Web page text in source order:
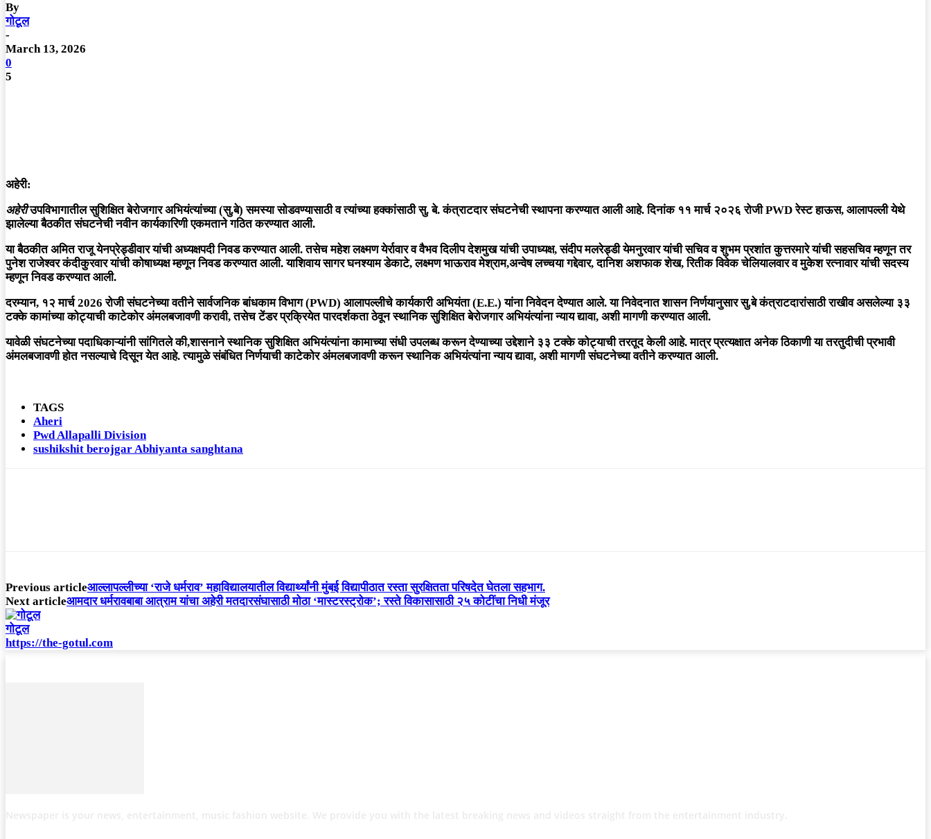
By
गोटूल
-
March 13, 2026
0
5
अहेरी:
अहेरीउपविभागातील सुशिक्षित बेरोजगार अभियंत्यांच्या (सु.बे) समस्या सोडवण्यासाठी व त्यांच्या हक्कांसाठी सु. बे. कंत्राटदार संघटनेची स्थापना करण्यात आली आहे. दिनांक ११ मार्च २०२६ रोजी PWD रेस्ट हाऊस, आलापल्ली येथे
झालेल्या बैठकीत संघटनेची नवीन कार्यकारिणी एकमताने गठित करण्यात आली.
या बैठकीत अमित राजू येनप्रेड्डीवार यांची अध्यक्षपदी निवड करण्यात आली. तसेच महेश लक्ष्मण येर्रावार व वैभव दिलीप देशमुख यांची उपाध्यक्ष, संदीप मलरेड्डी येमनुरवार यांची सचिव व शुभम प्रशांत कुत्तरमारे यांची सहसचिव म्हणून तर
पुनेश राजेश्वर कंदीकुरवार यांची कोषाध्यक्ष म्हणून निवड करण्यात आली. याशिवाय सागर घनश्याम डेकाटे, लक्ष्मण भाऊराव मेश्राम,अन्वेष लच्चया गद्देवार, दानिश अशफाक शेख, रितीक विवेक चेलियालवार व मुकेश रत्नावार यांची सदस्य
म्हणून निवड करण्यात आली.
दरम्यान, १२ मार्च 2026 रोजी संघटनेच्या वतीने सार्वजनिक बांधकाम विभाग (PWD) आलापल्लीचे कार्यकारी अभियंता (E.E.) यांना निवेदन देण्यात आले. या निवेदनात शासन निर्णयानुसार सु.बे कंत्राटदारांसाठी राखीव असलेल्या ३३
टक्के कामांच्या कोट्याची काटेकोर अंमलबजावणी करावी, तसेच टेंडर प्रक्रियेत पारदर्शकता ठेवून स्थानिक सुशिक्षित बेरोजगार अभियंत्यांना न्याय द्यावा, अशी मागणी करण्यात आली.
यावेळी संघटनेच्या पदाधिकाऱ्यांनी सांगितले की,शासनाने स्थानिक सुशिक्षित अभियंत्यांना कामाच्या संधी उपलब्ध करून देण्याच्या उद्देशाने ३३ टक्के कोट्याची तरतूद केली आहे. मात्र प्रत्यक्षात अनेक ठिकाणी या तरतुदीची प्रभावी
अंमलबजावणी होत नसल्याचे दिसून येत आहे. त्यामुळे संबंधित निर्णयाची काटेकोर अंमलबजावणी करून स्थानिक अभियंत्यांना न्याय द्यावा, अशी मागणी संघटनेच्या वतीने करण्यात आली.
TAGS
Aheri
Pwd Allapalli Division
sushikshit berojgar Abhiyanta sanghtana
Previous articleआल्लापल्लीच्या ‘राजे धर्मराव’ महाविद्यालयातील विद्यार्थ्यांनी मुंबई विद्यापीठात रस्ता सुरक्षितता परिषदेत घेतला सहभाग.
Next articleआमदार धर्मरावबाबा आत्राम यांचा अहेरी मतदारसंघासाठी मोठा ‘मास्टरस्ट्रोक’; रस्ते विकासासाठी २५ कोटींचा निधी मंजूर
गोटूल
https://the-gotul.com